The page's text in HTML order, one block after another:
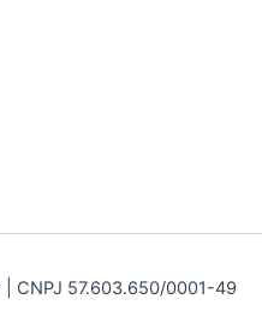
CNPJ 57.603.650/0001-49